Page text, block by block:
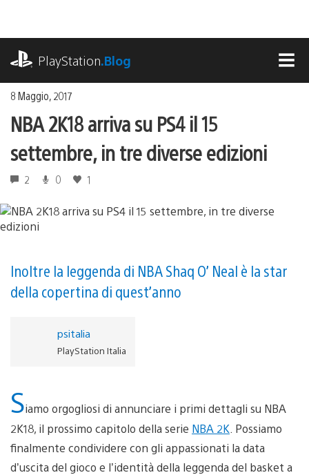
contenuto
PlayStation.Blog
8 Maggio, 2017
NBA 2K18 arriva su PS4 il 15
settembre, in tre diverse edizioni
2 0 1
Inoltre la leggenda di NBA Shaq O’ Neal è la star
della copertina di quest’anno
psitalia
PlayStation Italia
Siamo orgogliosi di annunciare i primi dettagli su NBA
2K18, il prossimo capitolo della serie NBA 2K . Possiamo
finalmente condividere con gli appassionati la data
d’uscita del gioco e l’identità della leggenda del basket a